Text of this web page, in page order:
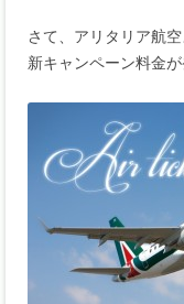
さて、アリタリア航
新キャンペーン料金